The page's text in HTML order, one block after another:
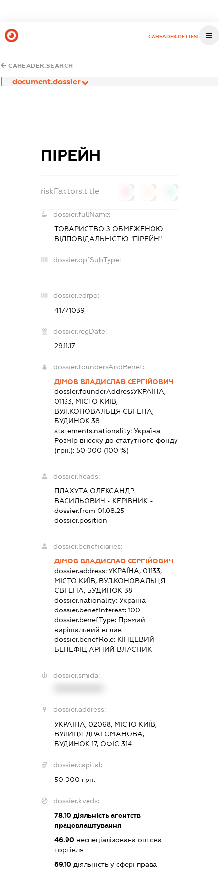
CAHEADER.GETTEST
CAHEADER.SEARCH
document.dossier
ПІРЕЙН
riskFactors.title
dossier.fullName:
ТОВАРИСТВО З ОБМЕЖЕНОЮ
ВІДПОВІДАЛЬНІСТЮ "ПІРЕЙН"
dossier.opfSubType:
-
dossier.edrpo:
41771039
dossier.regDate:
29.11.17
dossier.foundersAndBenef:
ДІМОВ ВЛАДИСЛАВ СЕРГІЙОВИЧ
dossier.founderAddressУКРАЇНА,
01133, МІСТО КИЇВ,
ВУЛ.КОНОВАЛЬЦЯ ЄВГЕНА,
БУДИНОК 38
statements.nationality: Україна
Розмір внеску до статутного фонду
(грн.): 50 000 (100 %)
dossier.heads:
ПЛАХУТА ОЛЕКСАНДР
ВАСИЛЬОВИЧ - КЕРІВНИК -
dossier.from 01.08.25
dossier.position -
dossier.beneficiaries:
ДІМОВ ВЛАДИСЛАВ СЕРГІЙОВИЧ
dossier.address: УКРАЇНА, 01133,
МІСТО КИЇВ, ВУЛ.КОНОВАЛЬЦЯ
ЄВГЕНА, БУДИНОК 38
dossier.nationality: Україна
dossier.benefInterest: 100
dossier.benefType: Прямий
вирішальний вплив
dossier.benefRole: КІНЦЕВИЙ
БЕНЕФІЦІАРНИЙ ВЛАСНИК
dossier.smida:
dossier.address:
УКРАЇНА, 02068, МІСТО КИЇВ,
ВУЛИЦЯ ДРАГОМАНОВА,
БУДИНОК 17, ОФІС 314
dossier.capital:
50 000 грн.
dossier.kveds:
78.10діяльність агентств
працевлаштування
46.90неспеціалізована оптова
торгівля
69.10діяльність у сфері права